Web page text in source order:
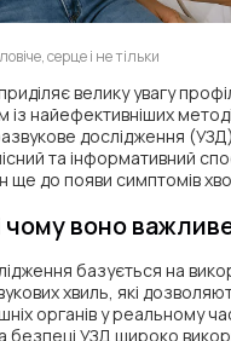
серце і не тільки
велику увагу
найефективніших
дослідження
та інформативний
ще до появи симптомів
воно
базується на
хвиль, які
органів у реальному
безпеці УЗД широко